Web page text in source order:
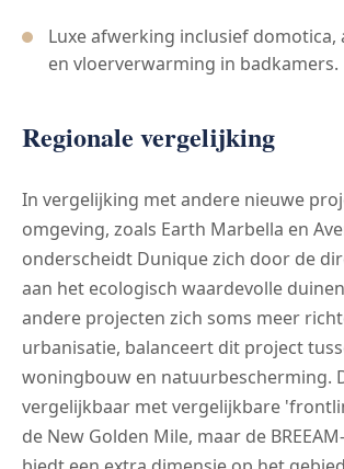
Luxe afwerking inclusief
en vloerverwarming in badkamers.
Regionale vergelijking
In vergelijking met andere nieuwe
omgeving, zoals Earth Marbella en
onderscheidt Dunique zich door de
aan het ecologisch waardevolle
andere projecten zich soms meer
urbanisatie, balanceert dit project
woningbouw en natuurbescherming.
vergelijkbaar met vergelijkbare
de New Golden Mile, maar de